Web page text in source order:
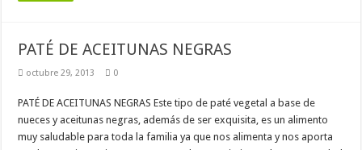
PATÉ DE ACEITUNAS NEGRAS
octubre 29, 2013 0
PATÉ DE ACEITUNAS NEGRAS Este tipo de paté vegetal a base de
nueces y aceitunas negras, además de ser exquisita, es un alimento
muy saludable para toda la familia ya que nos alimenta y nos aporta